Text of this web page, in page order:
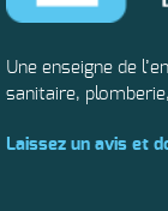
Une enseigne de
sanitaire,
Laissez un avis et